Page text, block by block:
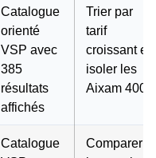
Catalogue
orienté
VSP avec
385
résultats
affichés
Trier par
tarif
croissant et
isoler les
Aixam 400
Catalogue
Comparer